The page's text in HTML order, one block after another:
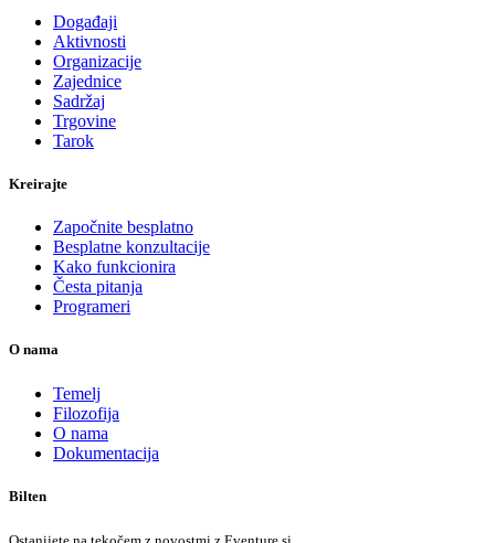
Događaji
Aktivnosti
Organizacije
Zajednice
Sadržaj
Trgovine
Tarok
Kreirajte
Započnite besplatno
Besplatne konzultacije
Kako funkcionira
Česta pitanja
Programeri
O nama
Temelj
Filozofija
O nama
Dokumentacija
Bilten